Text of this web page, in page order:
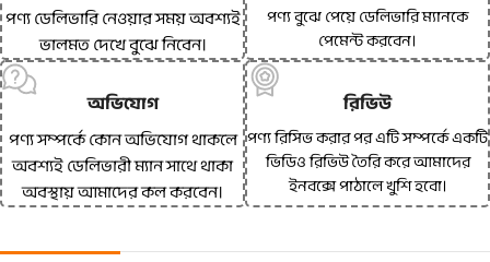
পণ্য ডেলিভারি নেওয়ার সময় অবশ্যই
ভালমত দেখে বুঝে নিবেন।
পণ্য বুঝে পেয়ে ডেলিভারি ম্যানকে
পেমেন্ট করবেন।
অভিযোগ
পণ্য সম্পর্কে কোন অভিযোগ থাকলে
অবশ্যই ডেলিভারী ম্যান সাথে থাকা
অবস্থায় আমাদের কল করবেন।
রিভিউ
পণ্য রিসিভ করার পর এটি সম্পর্কে একটি
ভিডিও রিভিউ তৈরি করে আমাদের
ইনবক্সে পাঠালে খুশি হবো।